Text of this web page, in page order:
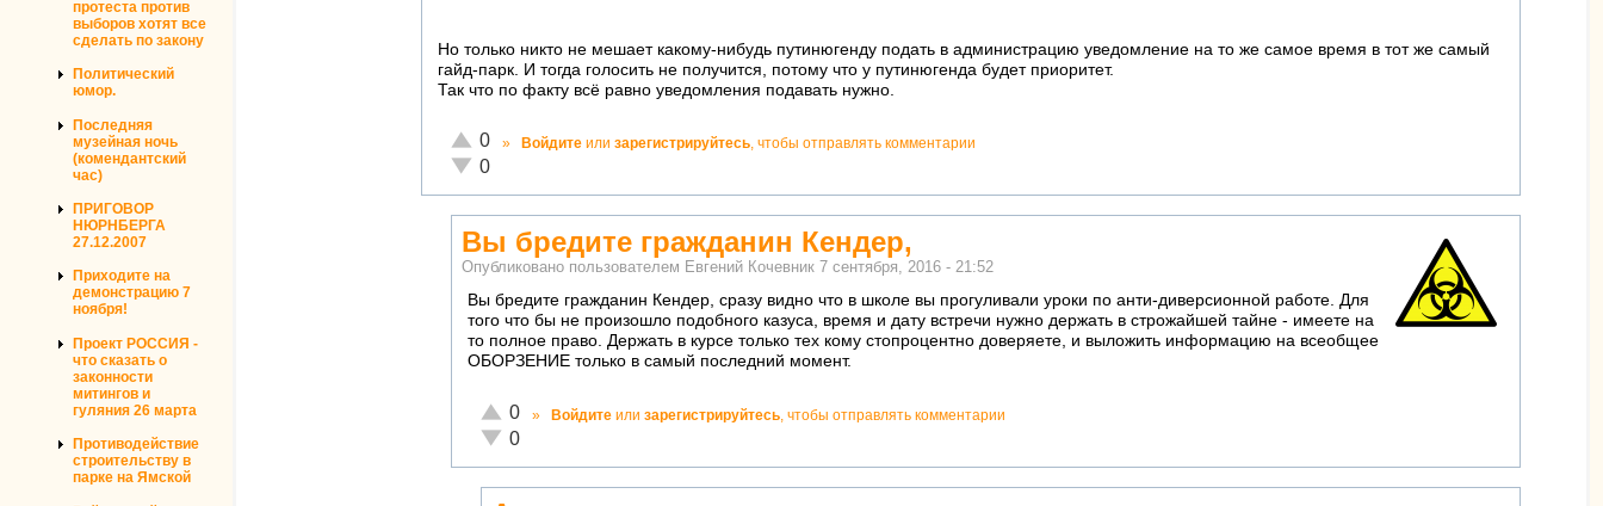
протеста против
выборов хотят все
сделать по закону
Политический
юмор.
Последняя
музейная ночь
(комендантский
час)
ПРИГОВОР
НЮРНБЕРГА
27.12.2007
Приходите на
демонстрацию 7
ноября!
Проект РОССИЯ -
что сказать о
законности
митингов и
гуляния 26 марта
Противодействие
строительству в
парке на Ямской
Но только никто не мешает какому-нибудь путинюгенду подать в администрацию уведомление на то же самое время в тот же самый
гайд-парк. И тогда голосить не получится, потому что у путинюгенда будет приоритет.
Так что по факту всё равно уведомления подавать нужно.
Отлично!
0
Неадекватно!
0
» Войдите или зарегистрируйтесь, чтобы отправлять комментарии
Вы бредите гражданин Кендер,
Опубликовано пользователем Евгений Кочевник 7 сентября, 2016 - 21:52
Вы бредите гражданин Кендер, сразу видно что в школе вы прогуливали уроки по анти-диверсионной работе. Для
того что бы не произошло подобного казуса, время и дату встречи нужно держать в строжайшей тайне - имеете на
то полное право. Держать в курсе только тех кому стопроцентно доверяете, и выложить информацию на всеобщее
ОБОРЗЕНИЕ только в самый последний момент.
Отлично!
0
Неадекватно!
0
» Войдите или зарегистрируйтесь , чтобы отправлять комментарии